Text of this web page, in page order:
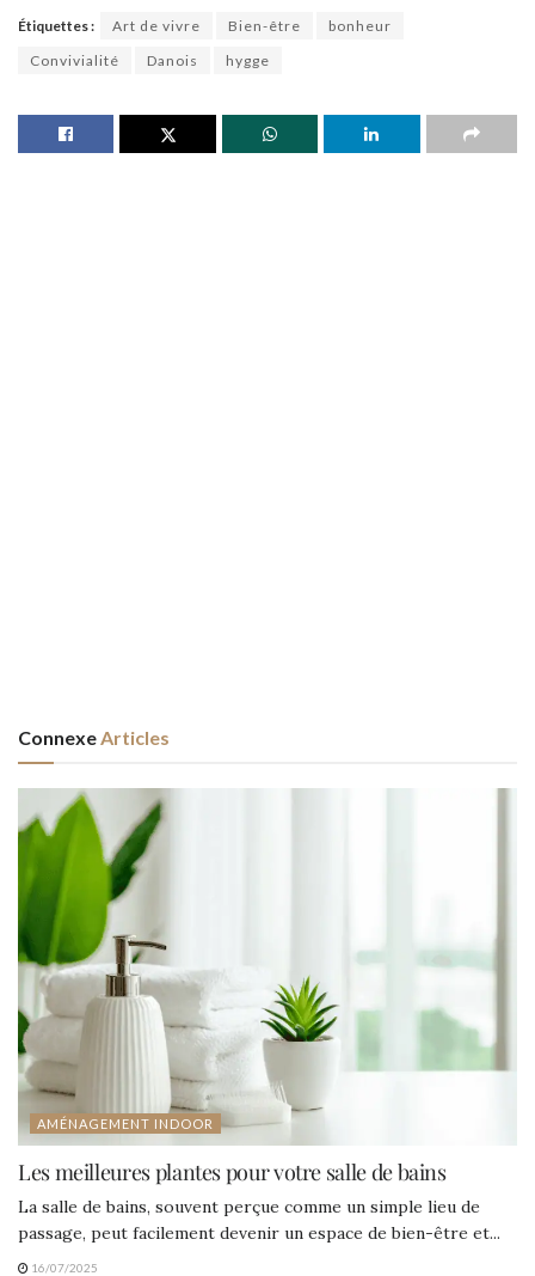
Étiquettes : Art de vivre Bien-être
bonheur
Convivialité
Danois hygge
ConnexeArticles
AMÉNAGEMENT INDOOR
Les meilleures plantes pour votre salle de bains
La salle de bains, souvent perçue comme un simple lieu de
passage, peut facilement devenir un espace de bien-être et...
16/07/2025